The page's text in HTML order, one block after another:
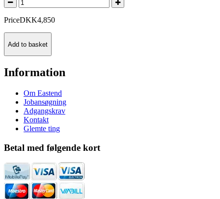
PriceDKK4,850
Add to basket
Information
Om Eastend
Jobansøgning
Adgangskrav
Kontakt
Glemte ting
Betal med følgende kort